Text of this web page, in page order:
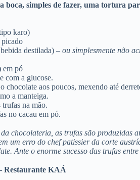
boca, simples de fazer, uma tortura
karo)
picado
destilada) – ou simplesmente não
em pó
com a glucose.
chocolate aos poucos, mexendo até
a manteiga.
na mão.
no cacau em pó.
chocolateria, as trufas são produzidas
um erro do chef patissier da corte
Ante o enorme sucesso das trufas
Restaurante KAÁ